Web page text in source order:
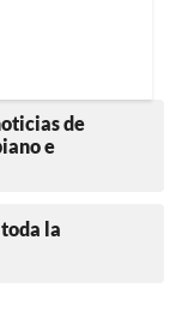
de
e
la